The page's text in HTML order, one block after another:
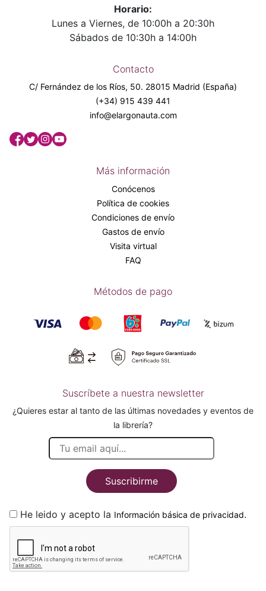
Horario:
Lunes a Viernes, de 10:00h a 20:30h
Sábados de 10:30h a 14:00h
Contacto
C/ Fernández de los Ríos, 50. 28015 Madrid (España)
(+34) 915 439 441
info@elargonauta.com
Más información
Conócenos
Política de cookies
Condiciones de envío
Gastos de envío
Visita virtual
FAQ
Métodos de pago
Suscríbete a nuestra newsletter
¿Quieres estar al tanto de las últimas novedades y eventos de
la librería?
Suscribirme
He leido y acepto la Información básica de privacidad.